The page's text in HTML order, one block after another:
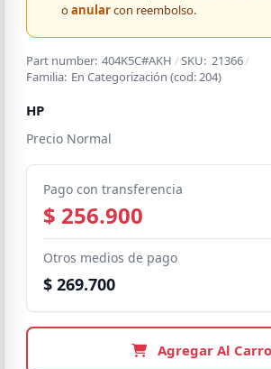
oanularcon reembolso.
Part number: 404K5C#AKH /SKU: 21366/
Familia: En Categorización (cod: 204)
HP
Precio Normal
Pago con transferencia
$ 256.900
Otros medios de pago
$ 269.700
Agregar Al Carro